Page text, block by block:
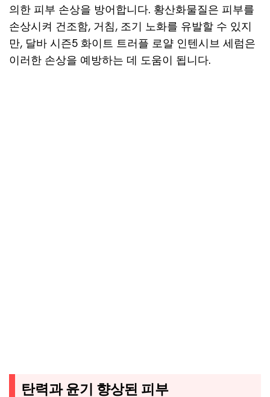
의한 피부 손상을 방어합니다. 황산화물질은 피부를
손상시켜 건조함, 거침, 조기 노화를 유발할 수 있지
만, 달바 시즌5 화이트 트러플 로얄 인텐시브 세럼은
이러한 손상을 예방하는 데 도움이 됩니다.
탄력과 윤기 향상된 피부